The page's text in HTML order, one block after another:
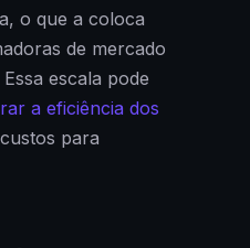
o que a coloca
de mercado
escala pode
a eficiência dos
para